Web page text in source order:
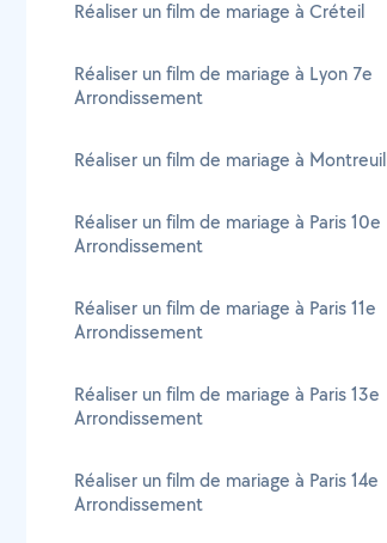
Réaliser un film de mariage à Créteil
Réaliser un film de mariage à Lyon 7e
Arrondissement
Réaliser un film de mariage à Montreuil
Réaliser un film de mariage à Paris 10e
Arrondissement
Réaliser un film de mariage à Paris 11e
Arrondissement
Réaliser un film de mariage à Paris 13e
Arrondissement
Réaliser un film de mariage à Paris 14e
Arrondissement